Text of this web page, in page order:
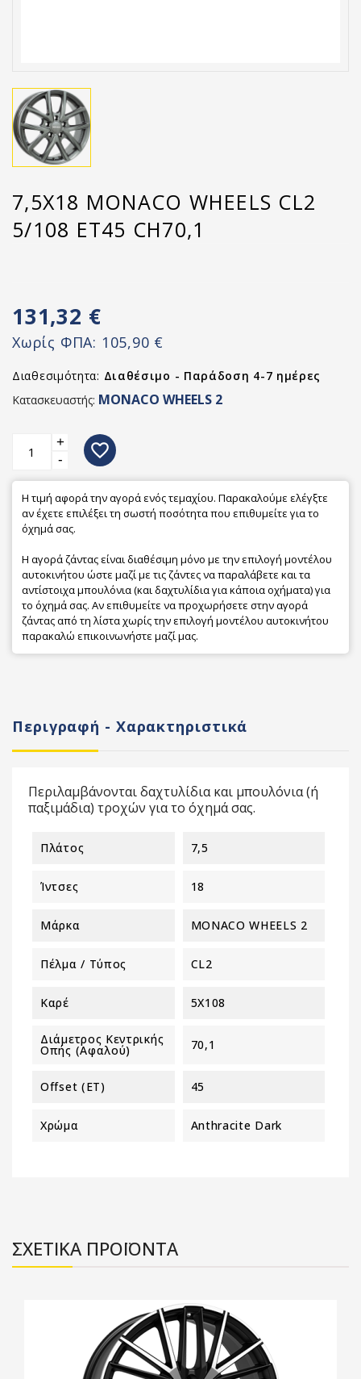
7,5X18 MONACO WHEELS CL2
5/108 ET45 CH70,1
131,32 €
Χωρίς ΦΠΑ: 105,90 €
Διαθεσιμότητα: Διαθέσιμο - Παράδοση 4-7 ημέρες
Κατασκευαστής: MONACO WHEELS 2
+
-
favorite_border
Η τιμή αφορά την αγορά ενός τεμαχίου. Παρακαλούμε ελέγξτε
αν έχετε επιλέξει τη σωστή ποσότητα που επιθυμείτε για το
όχημά σας.
Η αγορά ζάντας είναι διαθέσιμη μόνο με την επιλογή μοντέλου
αυτοκινήτου ώστε μαζί με τις ζάντες να παραλάβετε και τα
αντίστοιχα μπουλόνια (και δαχτυλίδια για κάποια οχήματα) για
το όχημά σας. Αν επιθυμείτε να προχωρήσετε στην αγορά
ζάντας από τη λίστα χωρίς την επιλογή μοντέλου αυτοκινήτου
παρακαλώ επικοινωνήστε μαζί μας.
Περιγραφή - Χαρακτηριστικά
Περιλαμβάνονται δαχτυλίδια και μπουλόνια (ή
παξιμάδια) τροχών για το όχημά σας.
Πλάτος 7,5
Ίντσες 18
Μάρκα MONACO WHEELS 2
Πέλμα / Τύπος CL2
Καρέ 5X108
Διάμετρος Κεντρικής
Οπής (αφαλού) 70,1
Offset (ET) 45
Χρώμα Anthracite Dark
ΣΧΕΤΙΚΑ ΠΡΟΪΟΝΤΑ